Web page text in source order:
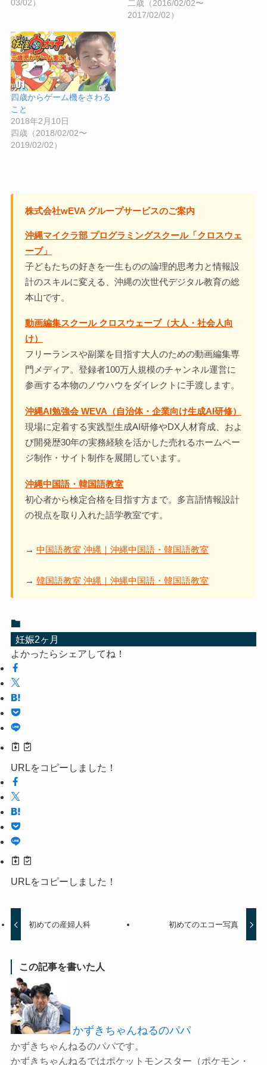
03/02）
二歳（2016/02/02〜
2017/02/02）
四歳からゲーム機をさわる
こと
2018年2月10日
四歳（2018/02/02〜
2019/02/02）
株式会社wEVA グループサービスのご案内
沖縄マイクラ部 プログラミングスクール「クロスウェ
ーブ」
子どもたちの好きを一生ものの論理的思考力と情報設
計のスキルに変える、沖縄の次世代デジタル教育の総
本山です。
動画編集スクール クロスウェーブ（大人・社会人向
け）
フリーランスや副業を目指す大人のための動画編集専
門メディア。登録者100万人規模のチャンネル運営に
参画する本物のノウハウをダイレクトに手渡します。
沖縄AI勉強会 WEVA（自治体・企業向け生成AI研修）
現場に定着する実践型生成AI研修やDX人材育成、およ
び開発歴30年の実務経験を活かした売れるホームペー
ジ制作・サイト制作を展開しています。
沖縄中国語・韓国語教室
初心者から検定合格を目指す方まで。多言語情報設計
の視点を取り入れた語学教室です。
→ 中国語教室 沖縄｜沖縄中国語・韓国語教室
→ 韓国語教室 沖縄｜沖縄中国語・韓国語教室
妊娠2ヶ月
よかったらシェアしてね！
URLをコピーしました！
URLをコピーしました！
初めての産婦人科 初めてのエコー写真
この記事を書いた人
かずきちゃんねるのパパ
かずきちゃんねるのパパです。
かずきちゃんねるではポケットモンスター（ポケモン・